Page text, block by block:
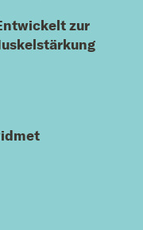
zur